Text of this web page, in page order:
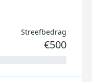
Streefbedrag
€500